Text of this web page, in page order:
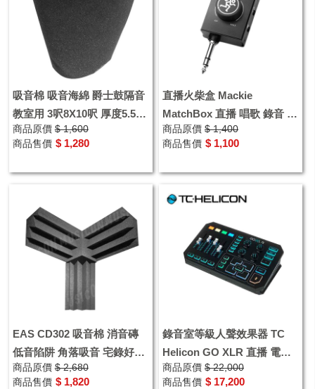
吸音棉 吸音海綿 爵士鼓隔音
教室用 3呎8X10呎 厚度5.5公
分
商品原價 $ 1,600
商品售價 $ 1,280
直播火柴盒 Mackie
MatchBox 直播 唱歌 錄音 訊
號轉換 即插即用 iPhone 安
卓支援
商品原價 $ 1,400
商品售價 $ 1,100
EAS CD302 吸音棉 消音磚
低音陷阱 角落吸音 宅錄好物
BT302 24K高密度
商品原價 $ 2,680
商品售價 $ 1,820
錄音室等級人聲效果器 TC
Helicon GO XLR 直播 電競
混音人聲效果器
商品原價 $ 22,000
商品售價 $ 17,200